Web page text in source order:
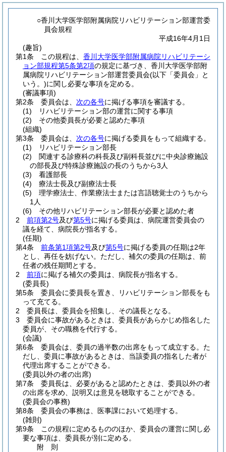
○香川大学医学部附属病院リハビリテーション部運営委
員会規程
平成16年4月1日
(趣旨)
第1条
この規程は、 香川大学医学部附属病院リハビリテーシ
ョン部規程第5条第2項の規定に基づき、香川大学医学部附
属病院リハビリテーション部運営委員会(以下「委員会」と
いう。)に関し必要な事項を定める。
(審議事項)
第2条
委員会は、 次の各号に掲げる事項を審議する。
(1)
リハビリテーション部の運営に関する事項
(2)
その他委員長が必要と認めた事項
(組織)
第3条
委員会は、 次の各号に掲げる委員をもって組織する。
(1)
リハビリテーション部長
(2)
関連する診療科の科長及び副科長並びに中央診療施設
の部長及び特殊診療施設の長のうちから3人
(3)
看護部長
(4)
療法士長及び副療法士長
(5)
理学療法士、作業療法士または言語聴覚士のうちから
1人
(6)
その他リハビリテーション部長が必要と認めた者
2
前項第2号及び第5号に掲げる委員は、病院運営委員会の
議を経て、病院長が指名する。
(任期)
第4条
前条第1項第2号及び第5号に掲げる委員の任期は2年
とし、再任を妨げない。 ただし、補欠の委員の任期は、前
任者の残任期間とする。
2
前項に掲げる補欠の委員は、病院長が指名する。
(委員長)
第5条
委員会に委員長を置き、リハビリテーション部長をも
って充てる。
2
委員長は、委員会を招集し、その議長となる。
3
委員会に事故があるときは、委員長があらかじめ指名した
委員が、その職務を代行する。
(会議)
第6条
委員会は、委員の過半数の出席をもって成立する。 た
だし、委員に事故があるときは、当該委員の指名した者が
代理出席することができる。
(委員以外の者の出席)
第7条
委員長は、必要があると認めたときは、委員以外の者
の出席を求め、説明又は意見を聴取することができる。
(委員会の事務)
第8条
委員会の事務は、医事課において処理する。
(雑則)
第9条
この規程に定めるもののほか、委員会の運営に関し必
要な事項は、委員長が別に定める。
附 則